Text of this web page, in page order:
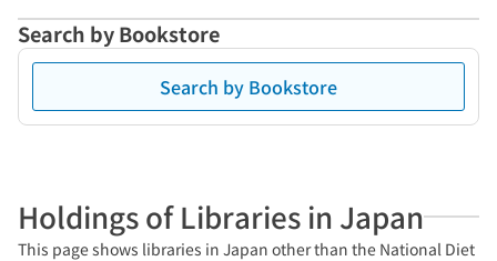
Search by Bookstore
Search by Bookstore
Holdings of Libraries in Japan
This page shows libraries in Japan other than the National Diet